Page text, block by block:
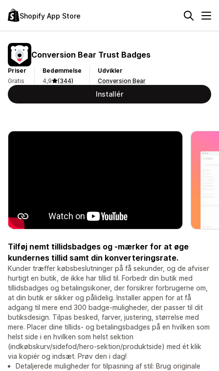
Shopify App Store
Conversion Bear Trust Badges
Priser
Gratis
Bedømmelse
4,9
(344)
Udvikler
Conversion Bear
Installér
Tilføj nemt tillidsbadges og -mærker for at øge
kundernes tillid samt din konverteringsrate.
Kunder træffer købsbeslutninger på få sekunder, og de afviser
hurtigt en butik, de ikke har tillid til. Forbedr din butik med
tillidsbadges og betalingsikoner, der forsikrer forbrugerne om,
at din butik er sikker og pålidelig. Installer appen for at få
adgang til mere end 300 badge-muligheder, der passer til dit
butiksdesign. Tilpas besked, farver, justering, størrelse med
mere. Placer dine tillids- og betalingsbadges på en hvilken som
helst side i en hvilken som helst sektion
(indkøbskurv/sidefod/hero-sektion/produktside) med ét klik
via kopiér og indsæt. Prøv den i dag!
Detaljerede muligheder for tilpasning af stil: Brug originale